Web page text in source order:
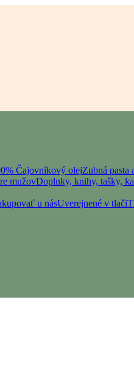
Čajovníkový olejZubná pasta
mužovDoplnky, knihy, tašky,
u násUverejnené v tlači